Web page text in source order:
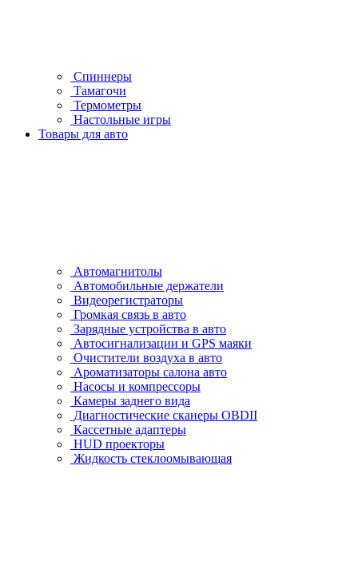
Спиннеры
Тамагочи
Термометры
Настольные игры
Товары для авто
Автомагнитолы
Автомобильные держатели
Видеорегистраторы
Громкая связь в авто
Зарядные устройства в авто
Автосигнализации и GPS маяки
Очистители воздуха в авто
Ароматизаторы салона авто
Насосы и компрессоры
Камеры заднего вида
Диагностические сканеры OBDII
Кассетные адаптеры
HUD проекторы
Жидкость стеклоомывающая